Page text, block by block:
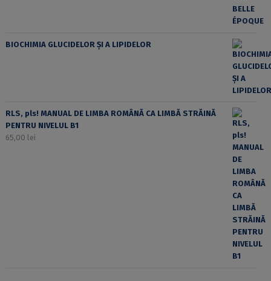
BIOCHIMIA GLUCIDELOR ȘI A LIPIDELOR
RLS, pls! MANUAL DE LIMBA ROMÂNĂ CA LIMBĂ STRĂINĂ
PENTRU NIVELUL B1
65,00 lei